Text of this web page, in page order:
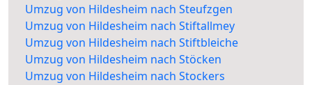
Umzug von Hildesheim nach Steufzgen
Umzug von Hildesheim nach Stiftallmey
Umzug von Hildesheim nach Stiftbleiche
Umzug von Hildesheim nach Stöcken
Umzug von Hildesheim nach Stockers